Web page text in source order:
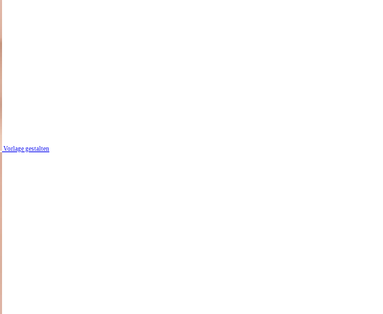
Vorlage gestalten